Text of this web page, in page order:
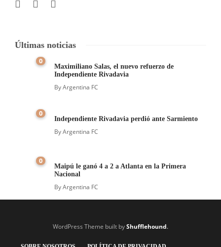
Últimas noticias
0
Maximiliano Salas, el nuevo refuerzo de
Independiente Rivadavia
ByArgentina FC
0
Independiente Rivadavia perdió ante Sarmiento
ByArgentina FC
0
Maipú le ganó 4 a 2 a Atlanta en la Primera
Nacional
ByArgentina FC
WordPress Theme built byShufflehound.